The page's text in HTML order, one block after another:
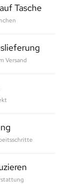
Tasche
Versand